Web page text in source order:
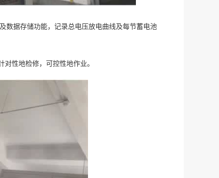
数据存储功能，记录总电压放电曲线及每节蓄电池
性地检修，可控性地作业。